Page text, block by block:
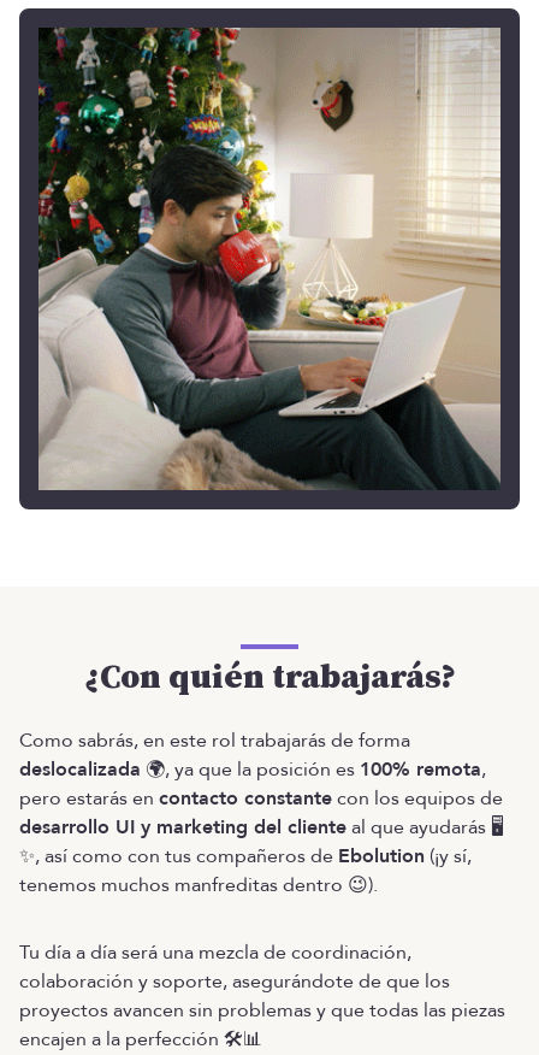
¿Con quién trabajarás?
Como sabrás, en este rol trabajarás de forma
deslocalizada 🌍, ya que la posición es 100% remota,
pero estarás en contacto constantecon los equipos de
desarrollo UI y marketing del clienteal que ayudarás 🖥️
✨, así como con tus compañeros de Ebolution (¡y sí,
tenemos muchos manfreditas dentro 😉).
Tu día a día será una mezcla de coordinación,
colaboración y soporte, asegurándote de que los
proyectos avancen sin problemas y que todas las piezas
encajen a la perfección 🛠️📊